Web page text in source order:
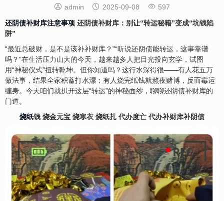
 admin  2025-09-08  597
还阴债补财库注意事项 还阴债补财库：别让“转运秘籍”变成“坑钱陷
阱”
“最近总破财，是不是该补补财库？”“听说还阴债能转运，这事靠谱
吗？”在生活压力山大的今天，越来越多人把目光投向玄学，试图
用“神秘仪式”扭转乾坤。但你知道吗？这行水深得很——有人花五万
做法事，结果全家积蓄打水漂；有人烧完纸钱就熬夜赌博，反而霉运
缠身。今天咱们就扒开这层“转运”的神秘面纱，聊聊还阴债补财库的
门道。
烧纸钱 烧金元宝 烧寒衣 烧纸扎 代办度亡 代办补财库补阴债